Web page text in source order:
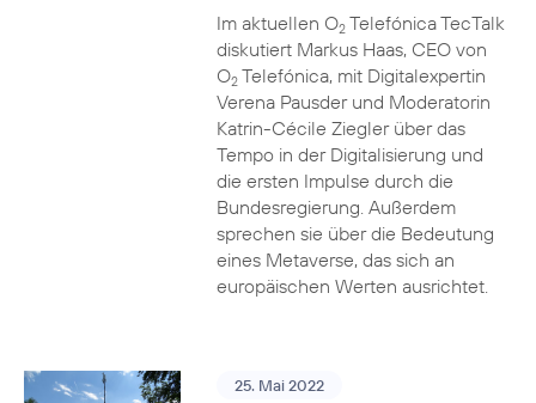
Im aktuellen O2Telefónica TecTalk
diskutiert Markus Haas, CEO von
O2Telefónica, mit Digitalexpertin
Verena Pausder und Moderatorin
Katrin-Cécile Ziegler über das
Tempo in der Digitalisierung und
die ersten Impulse durch die
Bundesregierung. Außerdem
sprechen sie über die Bedeutung
eines Metaverse, das sich an
europäischen Werten ausrichtet.
25. Mai 2022